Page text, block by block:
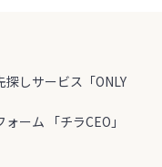
しサービス「ONLY
ーム 「チラCEO」